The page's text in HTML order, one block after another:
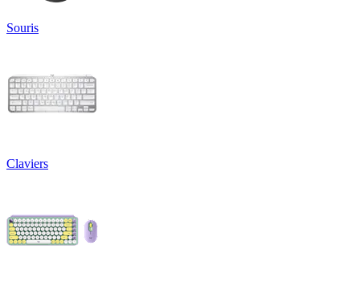
Souris
Claviers